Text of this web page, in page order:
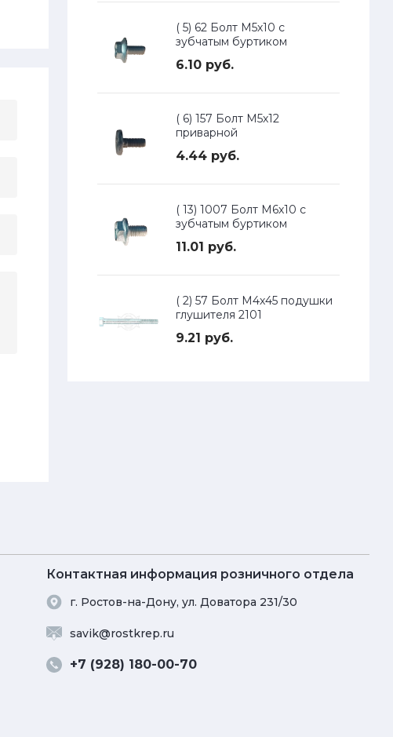
( 5) 62 Болт М5х10 с
зубчатым буртиком
6.10 руб.
( 6) 157 Болт М5х12
приварной
4.44 руб.
( 13) 1007 Болт М6х10 с
зубчатым буртиком
11.01 руб.
( 2) 57 Болт М4х45 подушки
глушителя 2101
9.21 руб.
Контактная информация розничного отдела
г. Ростов-на-Дону, ул. Доватора 231/30
savik@rostkrep.ru
+7 (928) 180-00-70